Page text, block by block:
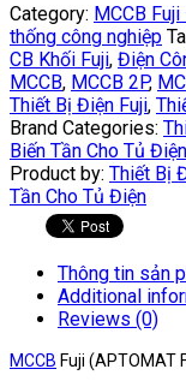
Category: MCCB
thống công nghiệp
CB Khối Fuji, Điện
MCCB, MCCB 2P,
Thiết Bị Điện Fuji,
Brand Categories:
Biến Tần Cho Tủ Điện
Product by: Thiết Bị
Tần Cho Tủ Điện
Thông tin sản
Additional
Reviews (0)
MCCB Fuji (APTOMAT